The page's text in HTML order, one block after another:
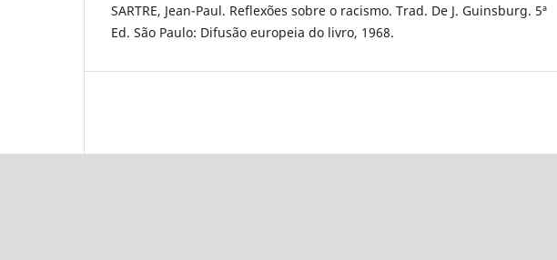
SARTRE, Jean-Paul. Reflexões sobre o racismo. Trad. De J. Guinsburg. 5ª
Ed. São Paulo: Difusão europeia do livro, 1968.